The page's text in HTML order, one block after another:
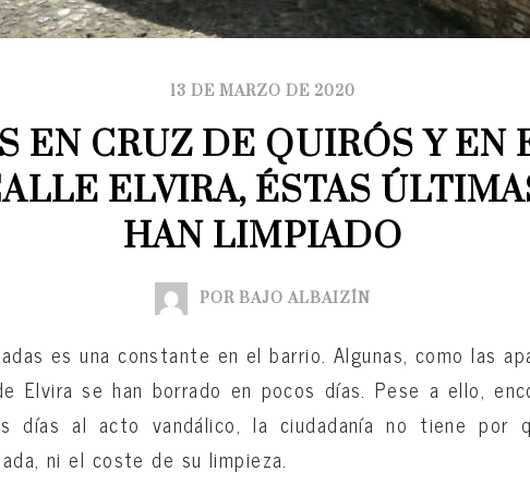
13 DE MARZO DE 2020
EN CRUZ DE QUIRÓS Y EN
ELVIRA, ÉSTAS
HAN LIMPIADO
POR BAJO ALBAIZÍN
es una constante en el barrio. Algunas, como las
Elvira se han borrado en pocos días. Pese a ello,
días al acto vandálico, la ciudadanía no tiene por
ni el coste de su limpieza.